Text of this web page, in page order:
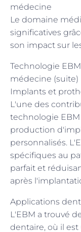
médecine
Le domaine
significatives
son impact sur
Technologie
médecine (suite)
Implants et
L'une des
technologie EBM
production
personnalisés.
spécifiques au
parfait et
après
Applications
L'EBM a trouvé
dentaire, où il